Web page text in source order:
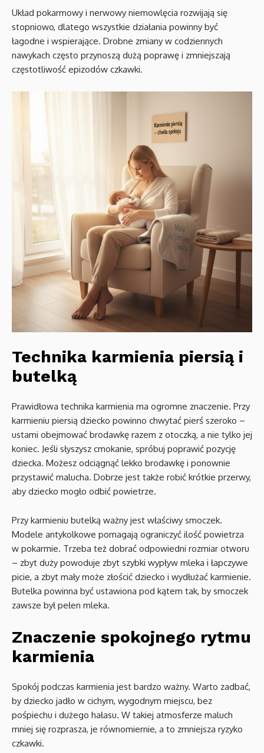
Układ pokarmowy i nerwowy niemowlęcia rozwijają się
stopniowo, dlatego wszystkie działania powinny być
łagodne i wspierające. Drobne zmiany w codziennych
nawykach często przynoszą dużą poprawę i zmniejszają
częstotliwość epizodów czkawki.
Technika karmienia piersią i
butelką
Prawidłowa technika karmienia ma ogromne znaczenie. Przy
karmieniu piersią dziecko powinno chwytać pierś szeroko –
ustami obejmować brodawkę razem z otoczką, a nie tylko jej
koniec. Jeśli słyszysz cmokanie, spróbuj poprawić pozycję
dziecka. Możesz odciągnąć lekko brodawkę i ponownie
przystawić malucha. Dobrze jest także robić krótkie przerwy,
aby dziecko mogło odbić powietrze.
Przy karmieniu butelką ważny jest właściwy smoczek.
Modele antykolkowe pomagają ograniczyć ilość powietrza
w pokarmie. Trzeba też dobrać odpowiedni rozmiar otworu
– zbyt duży powoduje zbyt szybki wypływ mleka i łapczywe
picie, a zbyt mały może złościć dziecko i wydłużać karmienie.
Butelka powinna być ustawiona pod kątem tak, by smoczek
zawsze był pełen mleka.
Znaczenie spokojnego rytmu
karmienia
Spokój podczas karmienia jest bardzo ważny. Warto zadbać,
by dziecko jadło w cichym, wygodnym miejscu, bez
pośpiechu i dużego hałasu. W takiej atmosferze maluch
mniej się rozprasza, je równomiernie, a to zmniejsza ryzyko
czkawki.